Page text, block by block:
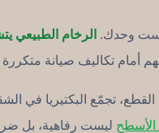
لست وحدك. الرخام الطبيعي
أمام تكاليف صيانة
تجمّع البكتيريا في
ليست رفاهية، بل